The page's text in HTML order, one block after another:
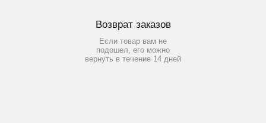
Возврат заказов
Если товар вам не
подошел, его можно
вернуть в течение 14 дней